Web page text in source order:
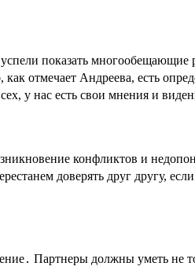
показать многообещающие
отмечает Андреева, есть
у нас есть свои мнения и
конфликтов и
доверять друг другу,
Партнеры должны уметь не